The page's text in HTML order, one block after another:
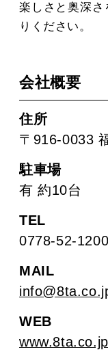
楽しさと奥深
りください。
会社概要
住所
〒916-0033
駐車場
有 約10台
TEL
0778-52-1200
MAIL
WEB
www.8ta.co.jp